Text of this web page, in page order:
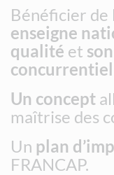
Bénéficier de
enseigne
qualité et
concurrentiel
Un concept
maîtrise des
Un plan
FRANCAP.